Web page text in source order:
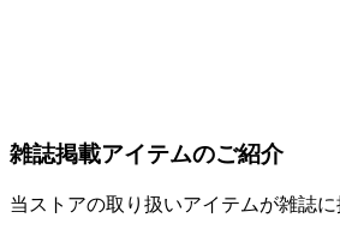
雑誌掲載アイテムのご紹介
当ストアの取り扱いアイテムが雑誌に